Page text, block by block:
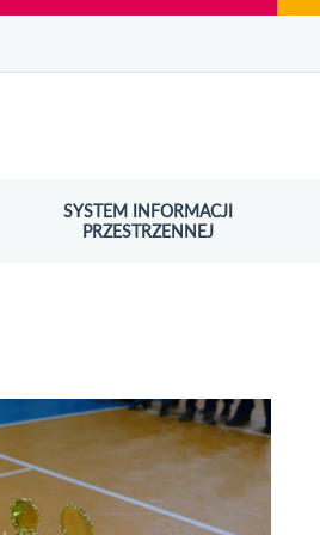
SYSTEM INFORMACJI
PRZESTRZENNEJ
OTWORZY SIĘ W NOWYM OKNIE